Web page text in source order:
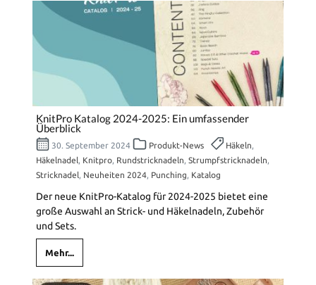
KnitPro Katalog 2024-2025: Ein umfassender
Überblick
30. September 2024 Produkt-News Häkeln,
Häkelnadel, Knitpro, Rundstricknadeln, Strumpfstricknadeln,
Stricknadel, Neuheiten 2024, Punching, Katalog
Der neue KnitPro-Katalog für 2024-2025 bietet eine
große Auswahl an Strick- und Häkelnadeln, Zubehör
und Sets.
Mehr...